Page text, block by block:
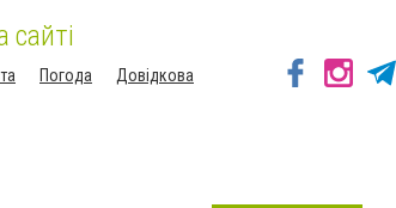
Погода
Довідкова